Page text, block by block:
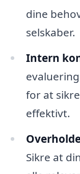
dine
selskaber.
Intern
for at
effektivt.
Sikre at